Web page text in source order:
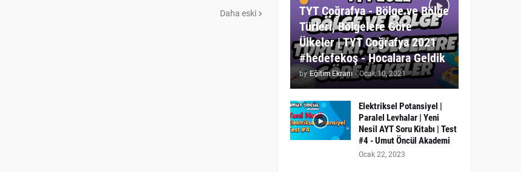
Daha eski
TYT Coğrafya - Bölge ve Bölge
Türleri, Bölgelere Göre
Ülkeler | TYT Coğrafya 2021
#hedefekoş - Hocalara Geldik
by Eğitim Ekranı - Ocak 10, 2021
Elektriksel Potansiyel |
Paralel Levhalar | Yeni
Nesil AYT Soru Kitabı | Test
#4 - Umut Öncül Akademi
Ocak 22, 2023